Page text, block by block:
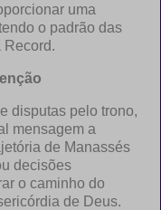
uma
o padrão das
Record.
disputas pelo trono,
mensagem a
de Manassés
decisões
o caminho do
de Deus.